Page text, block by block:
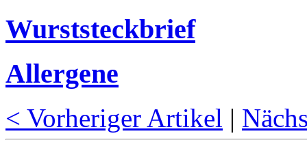
Wurststeckbrief
Allergene
< Vorheriger Artikel |